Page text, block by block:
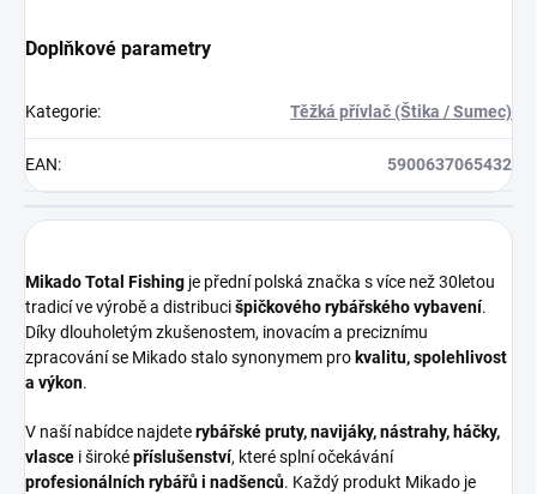
Doplňkové parametry
Kategorie: Těžká přívlač (Štika / Sumec)
EAN: 5900637065432
Mikado Total Fishing je přední polská značka s více než 30letou
tradicí ve výrobě a distribucišpičkového rybářského vybavení.
Díky dlouholetým zkušenostem, inovacím a preciznímu
zpracování se Mikado stalo synonymem pro kvalitu, spolehlivost
a výkon.
V naší nabídce najdeterybářské pruty, navijáky, nástrahy, háčky,
vlasce i široképříslušenství, které splní očekávání
profesionálních rybářů i nadšenců. Každý produkt Mikado je